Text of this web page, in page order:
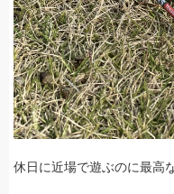
休日に近場で遊ぶのに最高